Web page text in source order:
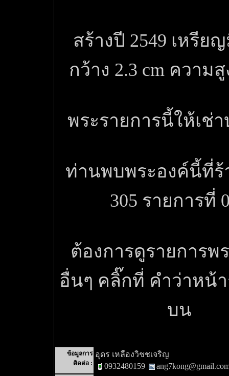
สร้างปี 2549 เหรีย
กว้าง 2.3 cm ความสู
พระรายการนี้ให้เช่
ท่านพบพระองค์นี้ที่ร้
305 รายการที่
ต้องการดูรายการพ
อื่นๆ คลิ๊กที่ คำว่าหน้
บน
ข้อมูลการ
ติดต่อ :
อุดร เหลืองวิชชเจริญ
0932480159